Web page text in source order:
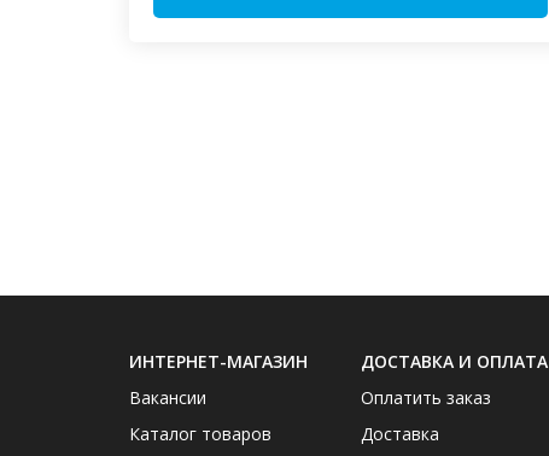
ИНТЕРНЕТ-МАГАЗИН
Вакансии
Каталог товаров
ДОСТАВКА И ОПЛАТА
Оплатить заказ
Доставка